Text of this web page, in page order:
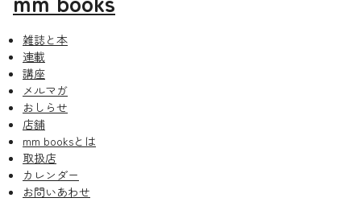
雑誌と本
連載
講座
メルマガ
おしらせ
店舗
mm booksとは
取扱店
カレンダー
お問いあわせ